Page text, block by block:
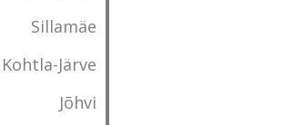
Sillamäe
Kohtla-Järve
Jõhvi